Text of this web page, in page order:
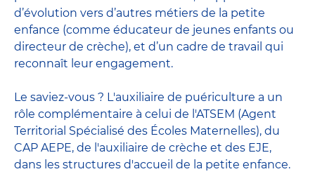
d’évolution vers d’autres métiers de la petite
enfance (comme éducateur de jeunes enfants ou
directeur de crèche), et d’un cadre de travail qui
reconnaît leur engagement.
Le saviez-vous ? L'auxiliaire de puériculture a un
rôle complémentaire à celui de l'ATSEM (Agent
Territorial Spécialisé des Écoles Maternelles), du
CAP AEPE, de l'auxiliaire de crèche et des EJE,
dans les structures d'accueil de la petite enfance.